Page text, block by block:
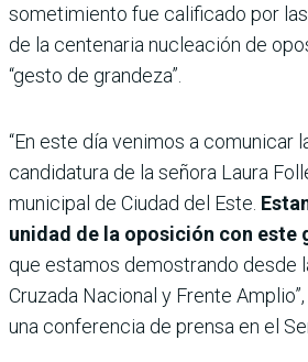
sometimiento fue calificado por
de la centenaria nucleación de
“gesto de grandeza”.
“En este día venimos a comunicar
candidatura de la señora Laura
municipal de Ciudad del Este.
unidad de la oposición con este
que estamos demostrando desde
Cruzada Nacional y Frente
una conferencia de prensa en el